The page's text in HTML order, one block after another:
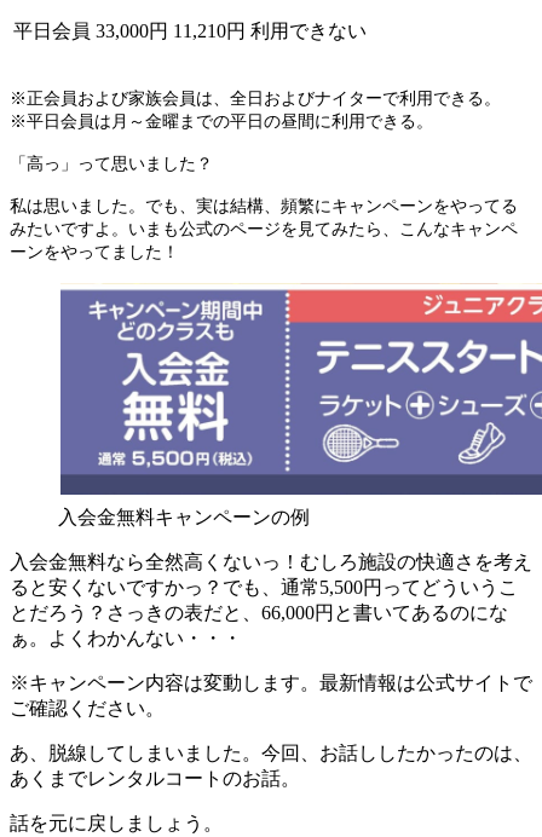
平日会員 33,000円 11,210円 利用できない
※正会員および家族会員は、全日およびナイターで利用できる。
※平日会員は月～金曜までの平日の昼間に利用できる。
「高っ」って思いました？
私は思いました。でも、実は結構、頻繁にキャンペーンをやってる
みたいですよ。いまも公式のページを見てみたら、こんなキャンペ
ーンをやってました！
入会金無料キャンペーンの例
入会金無料なら全然高くないっ！むしろ施設の快適さを考え
ると安くないですかっ？でも、通常5,500円ってどういうこ
とだろう？さっきの表だと、66,000円と書いてあるのにな
ぁ。よくわかんない・・・
※キャンペーン内容は変動します。最新情報は公式サイトで
ご確認ください。
あ、脱線してしまいました。今回、お話ししたかったのは、
あくまでレンタルコートのお話。
話を元に戻しましょう。